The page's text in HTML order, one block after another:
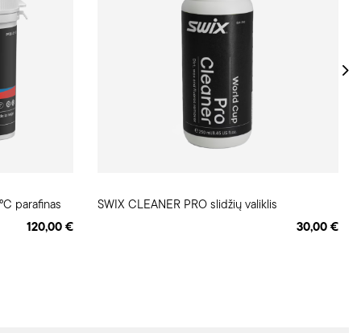
parafinas
120,00 €
SWIX CLEANER PRO slidžių valiklis
30,00 €